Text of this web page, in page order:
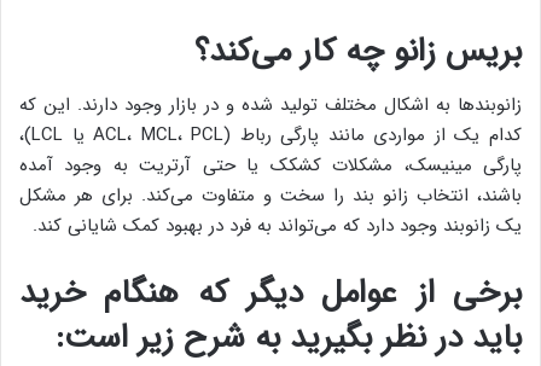
بریس زانو چه کار می‌کند؟
زانوبندها به اشکال مختلف تولید شده و در بازار وجود دارند. این که
کدام یک از مواردی مانند پارگی رباط (ACL، MCL، PCL یا LCL)،
پارگی مینیسک، مشکلات کشکک یا حتی آرتریت به وجود آمده
باشند، انتخاب زانو بند را سخت و متفاوت می‌کند. برای هر مشکل
یک زانوبند وجود دارد که می‌تواند به فرد در بهبود کمک شایانی کند.
برخی از عوامل دیگر که هنگام خرید
باید در نظر بگیرید به شرح زیر است: